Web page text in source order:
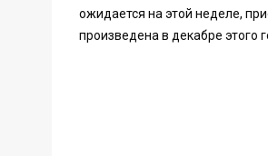
ожидается на этой неделе,
произведена в декабре этого